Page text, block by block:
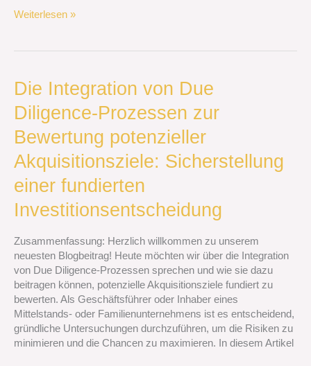
Weiterlesen »
Die Integration von Due
Diligence-Prozessen zur
Bewertung potenzieller
Akquisitionsziele: Sicherstellung
einer fundierten
Investitionsentscheidung
Zusammenfassung: Herzlich willkommen zu unserem
neuesten Blogbeitrag! Heute möchten wir über die Integration
von Due Diligence-Prozessen sprechen und wie sie dazu
beitragen können, potenzielle Akquisitionsziele fundiert zu
bewerten. Als Geschäftsführer oder Inhaber eines
Mittelstands- oder Familienunternehmens ist es entscheidend,
gründliche Untersuchungen durchzuführen, um die Risiken zu
minimieren und die Chancen zu maximieren. In diesem Artikel
Die
Integration
von
Diligence-
Prozessen
zur
Bewertung
Akquisitionsziele:
einer
fundierten
Investitionsentscheidung